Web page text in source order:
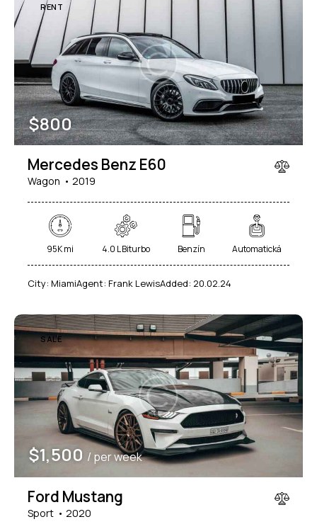
RENT
$800
Mercedes Benz E60
Wagon 2019
95K mi 4.0 L Biturbo Benzín Automatická
City: MiamiAgent: Frank LewisAdded: 20.02.24
SALE
$1,500 / per week
Ford Mustang
Sport 2020